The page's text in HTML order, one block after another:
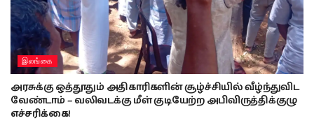
இலங்கை
அரசுக்கு ஒத்தூதும் அதிகாரிகளின் சூழ்ச்சியில் வீழ்ந்துவிட
வேண்டாம் – வலிவடக்கு மீள் குடியேற்ற அபிவிருத்திக்குழு
எச்சரிக்கை!